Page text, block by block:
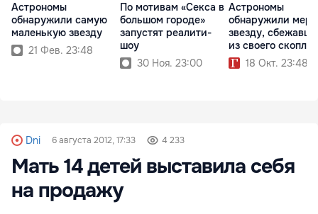
Астрономы
обнаружили самую
маленькую звезду
21 Фев. 23:48
По мотивам «Секса в
большом городе»
запустят реалити-
шоу
30 Ноя. 23:00
Астрономы
обнаружили
звезду,
из своего
18 Окт. 23:48
Dni 6 августа 2012, 17:33 4 233
Мать 14 детей выставила себя
на продажу